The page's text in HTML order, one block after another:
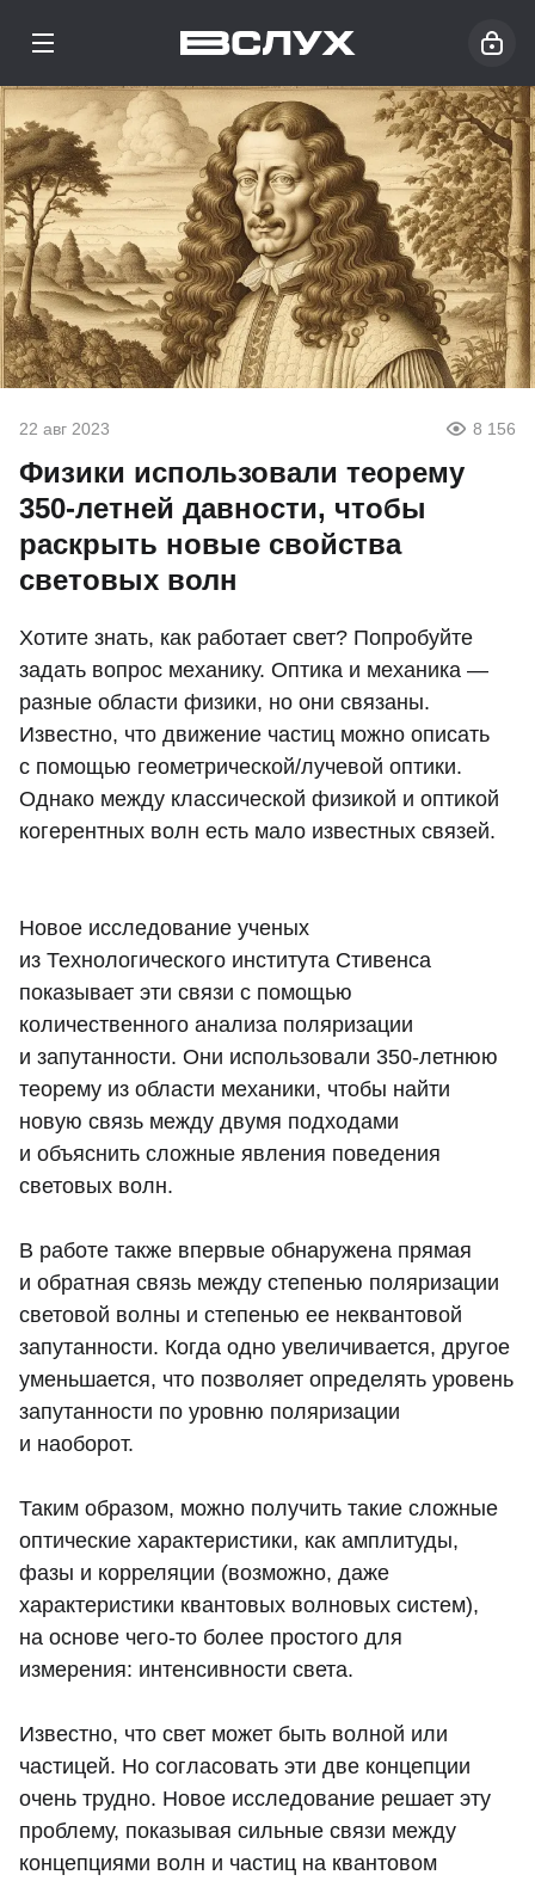
22 авг 2023 8 156
Физики использовали теорему
350-летней давности, чтобы
раскрыть новые свойства
световых волн
Хотите знать, как работает свет? Попробуйте
задать вопрос механику. Оптика и механика —
разные области физики, но они связаны.
Известно, что движение частиц можно описать
с помощью геометрической/лучевой оптики.
Однако между классической физикой и оптикой
когерентных волн есть мало известных связей.
Новое исследование ученых
из Технологического института Стивенса
показывает эти связи с помощью
количественного анализа поляризации
и запутанности. Они использовали 350-летнюю
теорему из области механики, чтобы найти
новую связь между двумя подходами
и объяснить сложные явления поведения
световых волн.
В работе также впервые обнаружена прямая
и обратная связь между степенью поляризации
световой волны и степенью ее неквантовой
запутанности. Когда одно увеличивается, другое
уменьшается, что позволяет определять уровень
запутанности по уровню поляризации
и наоборот.
Таким образом, можно получить такие сложные
оптические характеристики, как амплитуды,
фазы и корреляции (возможно, даже
характеристики квантовых волновых систем),
на основе чего-то более простого для
измерения: интенсивности света.
Известно, что свет может быть волной или
частицей. Но согласовать эти две концепции
очень трудно. Новое исследование решает эту
проблему, показывая сильные связи между
концепциями волн и частиц на квантовом